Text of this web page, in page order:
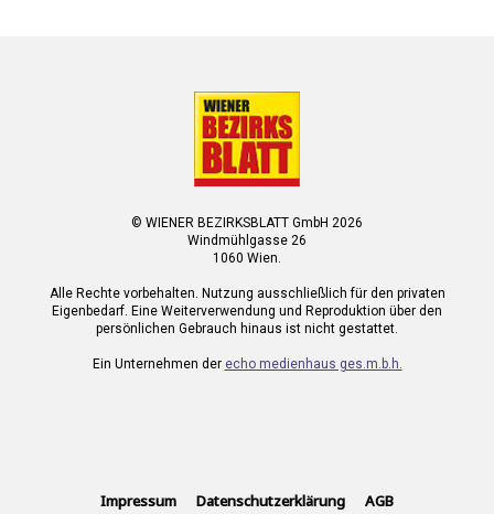
© WIENER BEZIRKSBLATT GmbH 2026
Windmühlgasse 26
1060 Wien.
Alle Rechte vorbehalten. Nutzung ausschließlich für den privaten
Eigenbedarf. Eine Weiterverwendung und Reproduktion über den
persönlichen Gebrauch hinaus ist nicht gestattet.
Ein Unternehmen der echo medienhaus ges.m.b.h.
Impressum Datenschutzerklärung AGB